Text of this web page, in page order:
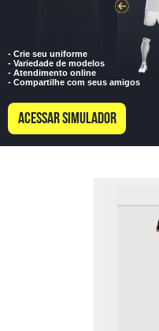
- Crie seu uniforme
- Variedade de modelos
- Atendimento online
- Compartilhe com seus amigos
ACESSAR SIMULADOR